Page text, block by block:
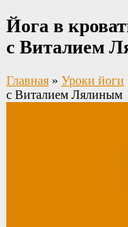
Йога в
с Виталием
Главная » Уроки йоги
с Виталием Лялиным